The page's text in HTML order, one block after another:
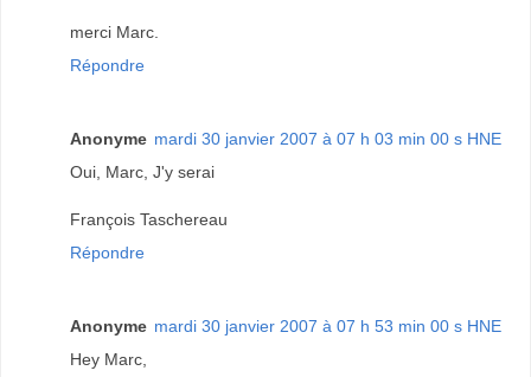
merci Marc.
Répondre
Anonyme mardi 30 janvier 2007 à 07 h 03 min 00 s HNE
Oui, Marc, J'y serai
François Taschereau
Répondre
Anonyme mardi 30 janvier 2007 à 07 h 53 min 00 s HNE
Hey Marc,